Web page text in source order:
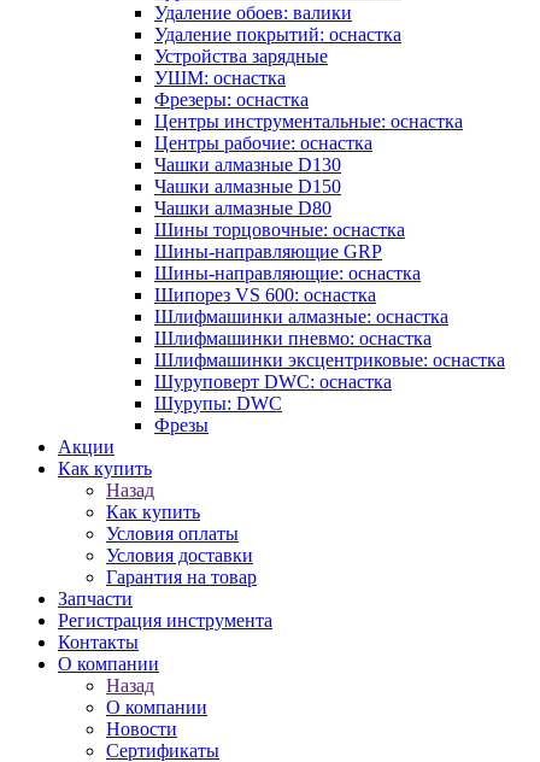
Удаление обоев: валики
Удаление покрытий: оснастка
Устройства зарядные
УШМ: оснастка
Фрезеры: оснастка
Центры инструментальные: оснастка
Центры рабочие: оснастка
Чашки алмазные D130
Чашки алмазные D150
Чашки алмазные D80
Шины торцовочные: оснастка
Шины-направляющие GRP
Шины-направляющие: оснастка
Шипорез VS 600: оснастка
Шлифмашинки алмазные: оснастка
Шлифмашинки пневмо: оснастка
Шлифмашинки эксцентриковые: оснастка
Шуруповерт DWC: оснастка
Шурупы: DWC
Фрезы
Акции
Как купить
Назад
Как купить
Условия оплаты
Условия доставки
Гарантия на товар
Запчасти
Регистрация инструмента
Контакты
О компании
Назад
О компании
Новости
Сертификаты